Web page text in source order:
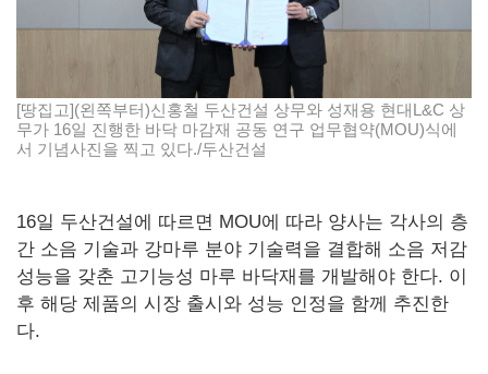
[땅집고](왼쪽부터)신홍철 두산건설 상무와 성재용 현대L&C 상
무가 16일 진행한 바닥 마감재 공동 연구 업무협약(MOU)식에
서 기념사진을 찍고 있다./두산건설
16일 두산건설에 따르면 MOU에 따라 양사는 각사의 층
간 소음 기술과 강마루 분야 기술력을 결합해 소음 저감
성능을 갖춘 고기능성 마루 바닥재를 개발해야 한다. 이
후 해당 제품의 시장 출시와 성능 인정을 함께 추진한
다.